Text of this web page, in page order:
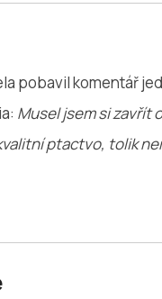
pobavil komentář
Musel jsem si zavřít
ptactvo, tolik